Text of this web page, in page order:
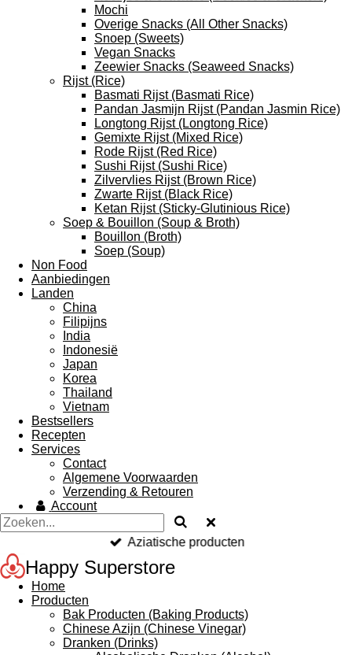
Mochi
Overige Snacks (All Other Snacks)
Snoep (Sweets)
Vegan Snacks
Zeewier Snacks (Seaweed Snacks)
Rijst (Rice)
Basmati Rijst (Basmati Rice)
Pandan Jasmijn Rijst (Pandan Jasmin Rice)
Longtong Rijst (Longtong Rice)
Gemixte Rijst (Mixed Rice)
Rode Rijst (Red Rice)
Sushi Rijst (Sushi Rice)
Zilvervlies Rijst (Brown Rice)
Zwarte Rijst (Black Rice)
Ketan Rijst (Sticky-Glutinious Rice)
Soep & Bouillon (Soup & Broth)
Bouillon (Broth)
Soep (Soup)
Non Food
Aanbiedingen
Landen
China
Filipijns
India
Indonesië
Japan
Korea
Thailand
Vietnam
Bestsellers
Recepten
Services
Contact
Algemene Voorwaarden
Verzending & Retouren
Account
Aziatische producten
Happy Superstore
Home
Producten
Bak Producten (Baking Products)
Chinese Azijn (Chinese Vinegar)
Dranken (Drinks)